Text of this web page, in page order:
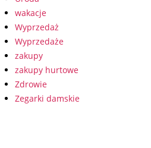
wakacje
Wyprzedaż
Wyprzedaże
zakupy
zakupy hurtowe
Zdrowie
Zegarki damskie